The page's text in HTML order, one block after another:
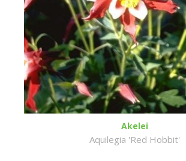
Akelei
Aquilegia 'Red Hobbit'